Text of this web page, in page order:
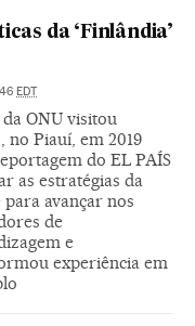
da ‘Finlândia’
EDT
ONU visitou
no Piauí, em 2019
do EL PAÍS
as estratégias da
para avançar nos
de
e
experiência em